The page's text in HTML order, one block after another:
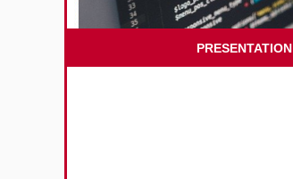
PRESENTATION